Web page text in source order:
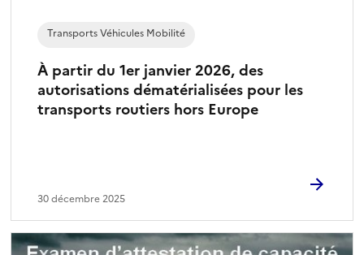
À partir du 1er janvier 2026, des
autorisations dématérialisées pour les
transports routiers hors Europe
Transports Véhicules Mobilité
30 décembre 2025